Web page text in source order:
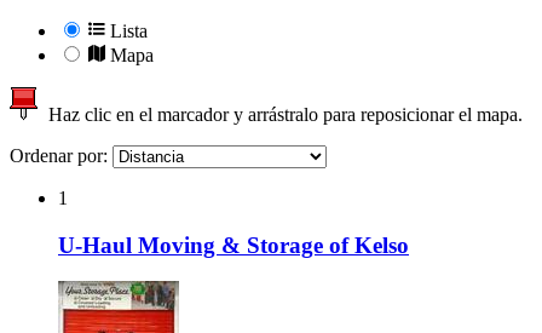
Lista
Mapa
Haz clic en el marcador y arrástralo para reposicionar el mapa.
Ordenar por:
1
U-Haul Moving & Storage of Kelso